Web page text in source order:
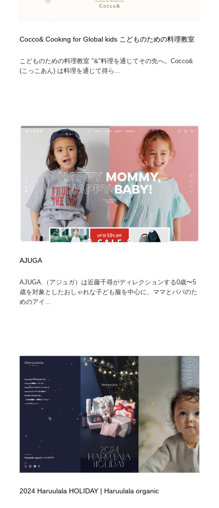
Cocco& Cooking for Global kids こどものための料理教室
こどものための料理教室 "&"料理を通じてその先へ。Cocco&
(こっこあん) は料理を通じて得ら...
AJUGA
AJUGA.（アジュガ）は近藤千尋がディレクションする0歳〜5
歳を対象としたおしゃれな子ども服を中心に、ママとパパのた
めのアイ...
2024 Haruulala HOLIDAY | Haruulala organic